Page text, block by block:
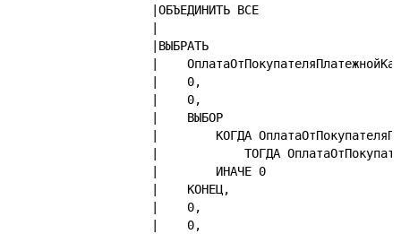
|ОБЪЕДИНИТЬ ВСЕ
|ВЫБРАТЬ
|
|    0,
|    0,
|    ВЫБОР
|        КОГДА
|            ТОГДА
|        ИНАЧЕ 0
|    КОНЕЦ,
|    0,
|    0,